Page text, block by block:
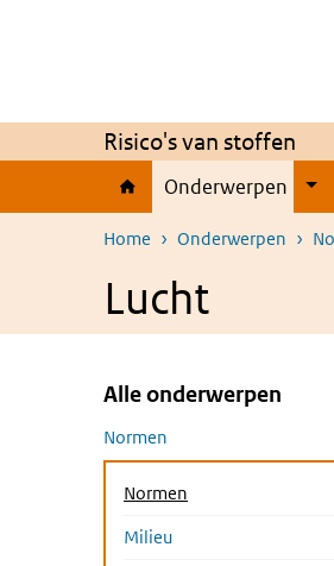
Risico's van stoffen
Onderwerpen
Home Onderwerpen
Lucht
Overslaan menu Alle
Alle onderwerpen
Normen
Submenu sluiten
Normen
Milieu